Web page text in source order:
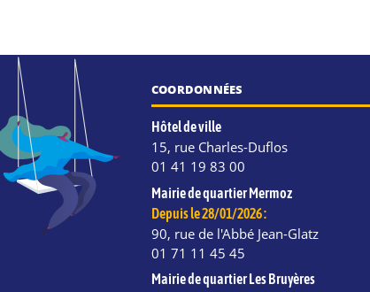
COORDONNÉES
Hôtel de ville
15, rue Charles-Duflos
01 41 19 83 00
Mairie de quartier Mermoz
Depuis le 28/01/2026 :
90, rue de l'Abbé Jean-Glatz
01 71 11 45 45
Mairie de quartier Les Bruyères